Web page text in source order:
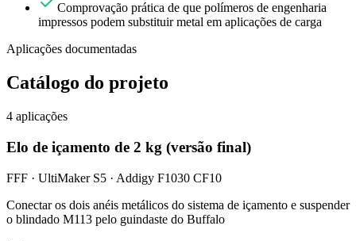
Comprovação prática de que polímeros de engenharia
impressos podem substituir metal em aplicações de carga
Aplicações documentadas
Catálogo do projeto
4 aplicações
Elo de içamento de 2 kg (versão final)
FFF · UltiMaker S5 · Addigy F1030 CF10
Conectar os dois anéis metálicos do sistema de içamento e suspender
o blindado M113 pelo guindaste do Buffalo